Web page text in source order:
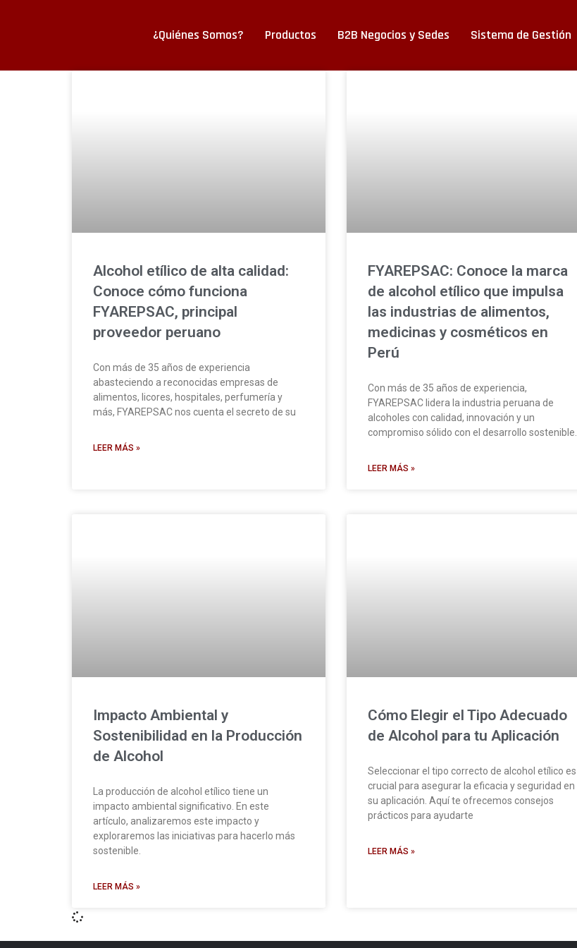
¿Quiénes Somos? Productos B2B Negocios y Sedes Sistema de Gestión
Alcohol etílico de alta calidad:
Conoce cómo funciona
FYAREPSAC, principal
proveedor peruano
Con más de 35 años de experiencia
abasteciendo a reconocidas empresas de
alimentos, licores, hospitales, perfumería y
más, FYAREPSAC nos cuenta el secreto de su
LEER MÁS »
FYAREPSAC: Conoce la marca
de alcohol etílico que impulsa
las industrias de alimentos,
medicinas y cosméticos en
Perú
Con más de 35 años de experiencia,
FYAREPSAC lidera la industria peruana de
alcoholes con calidad, innovación y un
compromiso sólido con el desarrollo sostenible.
LEER MÁS »
Impacto Ambiental y
Sostenibilidad en la Producción
de Alcohol
La producción de alcohol etílico tiene un
impacto ambiental significativo. En este
artículo, analizaremos este impacto y
exploraremos las iniciativas para hacerlo más
sostenible.
LEER MÁS »
Cómo Elegir el Tipo Adecuado
de Alcohol para tu Aplicación
Seleccionar el tipo correcto de alcohol etílico es
crucial para asegurar la eficacia y seguridad en
su aplicación. Aquí te ofrecemos consejos
prácticos para ayudarte
LEER MÁS »